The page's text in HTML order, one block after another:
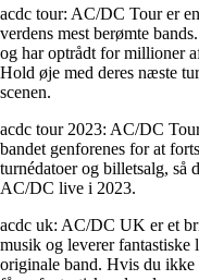
acdc tour: AC/DC Tour er
verdens mest berømte
og har optrådt for millioner
Hold øje med deres næste
scenen.
acdc tour 2023: AC/DC
bandet genforenes for at
turnédatoer og billetsalg, så
AC/DC live i 2023.
acdc uk: AC/DC UK er et
musik og leverer
originale band. Hvis du